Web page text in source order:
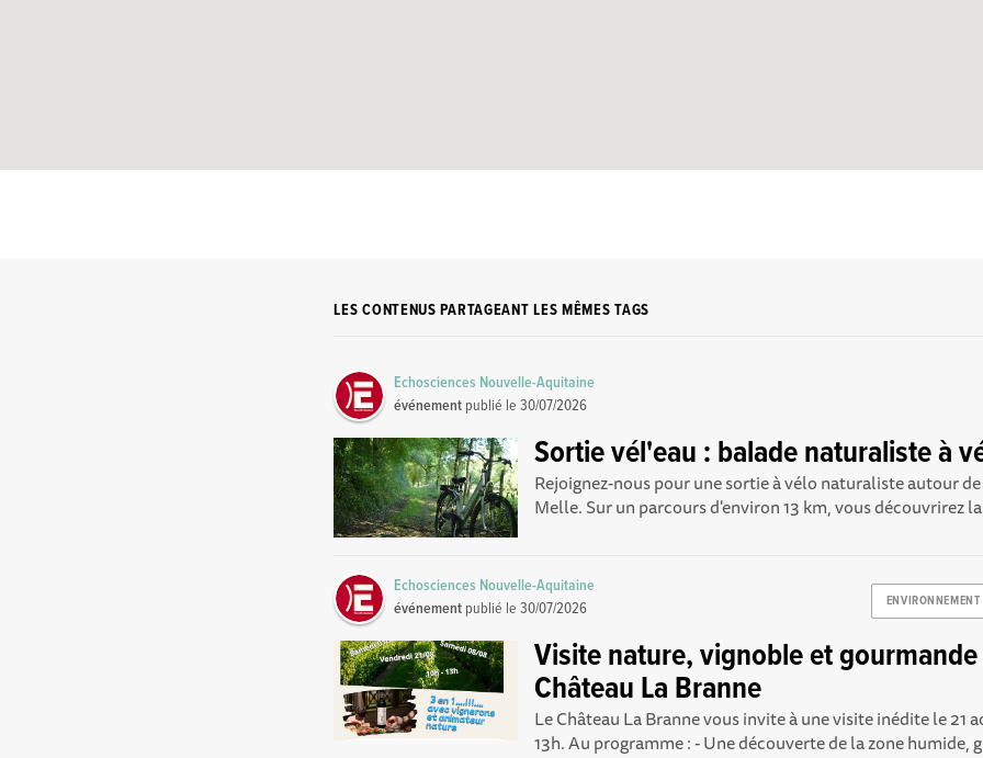
LES CONTENUS PARTAGEANT LES MÊMES TAGS
Echosciences Nouvelle-Aquitaine
événement publié le30/07/2026
Sortie vél'eau : balade naturaliste à
Rejoignez-nous pour une sortie à vélo naturaliste autour
Melle. Sur un parcours d'environ 13 km, vous découvrirez
ENVIRONNEMENT
Echosciences Nouvelle-Aquitaine
événement publié le30/07/2026
Visite nature, vignoble et gourmande
Château La Branne
Le Château La Branne vous invite à une visite inédite le 21
13h. Au programme : - Une découverte de la zone humide,